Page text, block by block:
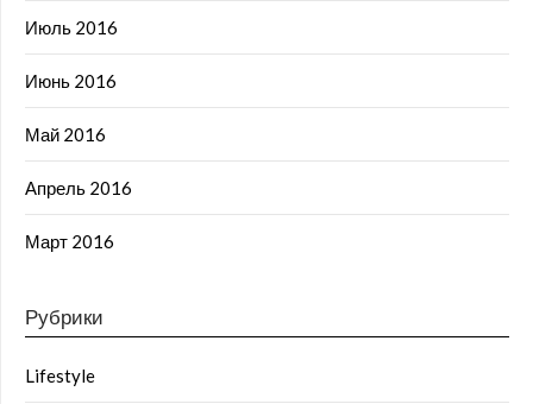
Июль 2016
Июнь 2016
Май 2016
Апрель 2016
Март 2016
Рубрики
Lifestyle